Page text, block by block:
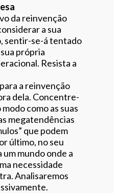
da reinvenção
a sua
sentir-se-á tentado
própria
Resista a
a reinvenção
dela. Concentre-
como as suas
megatendências
que podem
último, no seu
mundo onde a
necessidade
Analisaremos